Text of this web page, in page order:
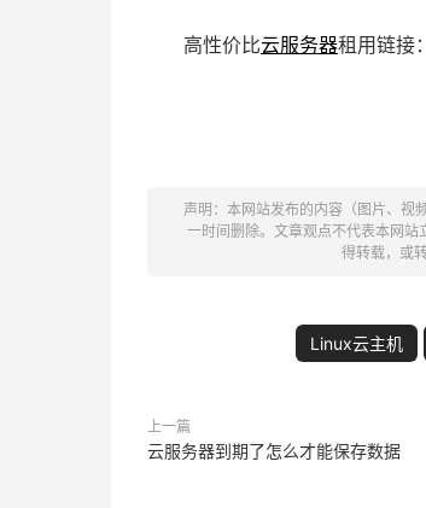
高性价比云服务器租用链接：
声明：本网站发布的内容（图片、视
一时间删除。文章观点不代表本网
得转载，或
Linux云主机
上一篇
云服务器到期了怎么才能保存数据